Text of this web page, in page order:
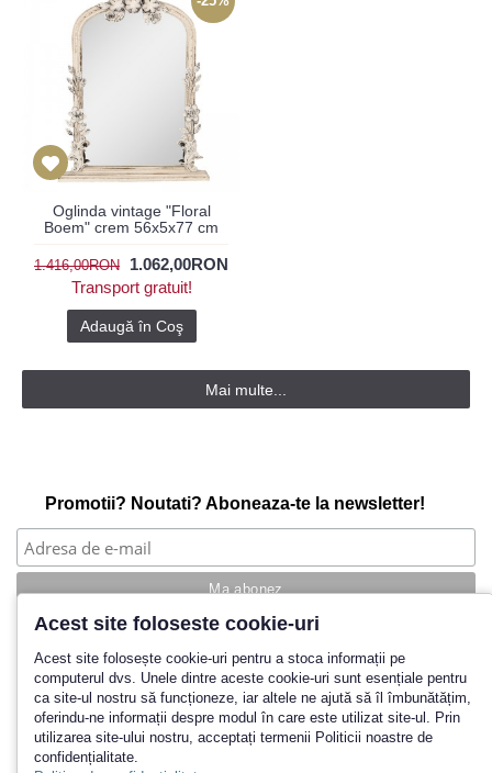
Oglinda vintage "Floral
Boem" crem 56x5x77 cm
1.416,00RON
1.062,00RON
Transport gratuit!
Adaugă în Coş
Mai multe...
Promotii? Noutati? Aboneaza-te la newsletter!
Povestea noastra
Cum cumpar?
Termeni si conditii
Politica de retur
Contact
Inregistrare
Acest site foloseste cookie-uri
Acest site folosește cookie-uri pentru a stoca informații pe
computerul dvs. Unele dintre aceste cookie-uri sunt esențiale pentru
ca site-ul nostru să funcționeze, iar altele ne ajută să îl îmbunătățim,
oferindu-ne informații despre modul în care este utilizat site-ul. Prin
utilizarea site-ului nostru, acceptați termenii Politicii noastre de
confidențialitate.